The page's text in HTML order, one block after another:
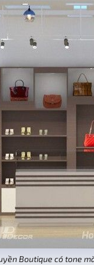
Boutique có tone